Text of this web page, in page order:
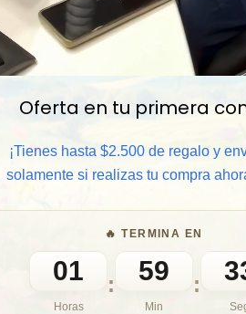
Oferta en tu primera
¡Tienes hasta $2.500 de regalo y
solamente si realizas tu compra
🔥 TERMINA EN
01
Horas
: 59
Min
:
📦 Comprar
⏰
🧑‍💼
🎁 Lo